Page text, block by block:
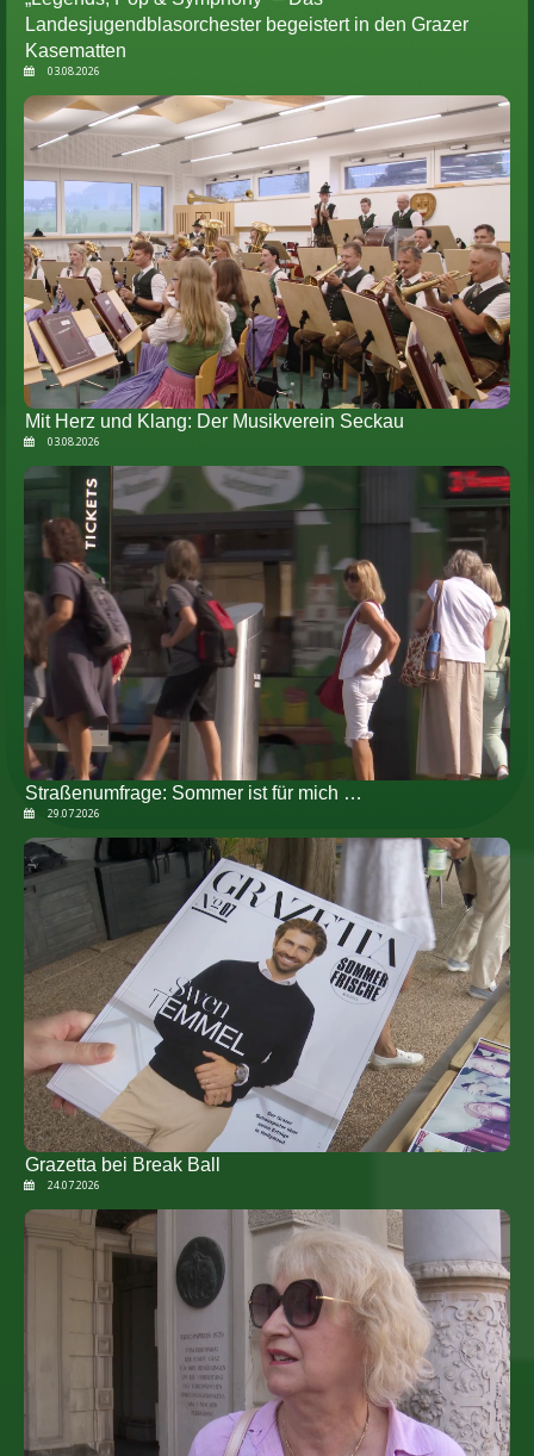
Landesjugendblasorchester begeistert in den Grazer
Kasematten
03.08.2026
Mit Herz und Klang: Der Musikverein Seckau
03.08.2026
Straßenumfrage: Sommer ist für mich …
29.07.2026
Grazetta bei Break Ball
24.07.2026